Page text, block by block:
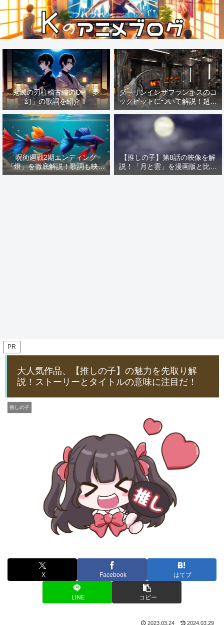
鬼滅の刃柱稽古編のOP「夢
幻」の歌詞を紹介！
ダーリンインザフランキスのコ
ックピットについて解説！超有
名な「あの作品」の影響を解
説！
呪術廻戦2期エンディング
「燈」を徹底解説！歌詞も映像
も解説しちゃいます！
【推しの子】第8話の映像を解
説！「月と雲」を漫画版と比較
すればMEMの憧れが見える！
PR
大人気作品、【推しの子】の魅力を先取り解
説！ストーリーとタイトルの意味に注目だ！
推しの子
X Facebook はてブ
LINE コピー
2023.03.24 2024.03.29